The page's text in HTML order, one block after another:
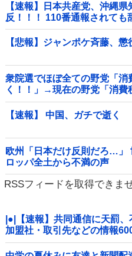
【速報】日本共産党、沖縄
反！！！ 110番通報されても
【悲報】ジャンポケ斉藤、
衆院選でほぼ全ての野党「消
く！！」→現在の野党「消費
するんだ！！」他
【速報】 中国、ガチで逝く
欧州「日本だけ反則だろ…」
ロッパ全土から不満の声
RSSフィードを取得できま
|●|【速報】共同通信に天罰
加盟社・取引先などの情報